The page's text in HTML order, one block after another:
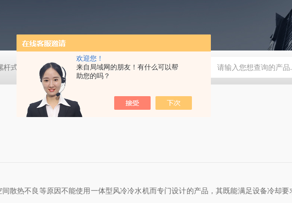
欢迎您！
来自局域网的朋友！有什么可以帮
助您的吗？
杆式低温冷水机组 L冷热同供一体机组 恒温冷却水循环器 油冷机 高精度恒温冷水
散热不良等原因不能使用一体型风冷冷水机而专门设计的产品，其既能满足设备冷却